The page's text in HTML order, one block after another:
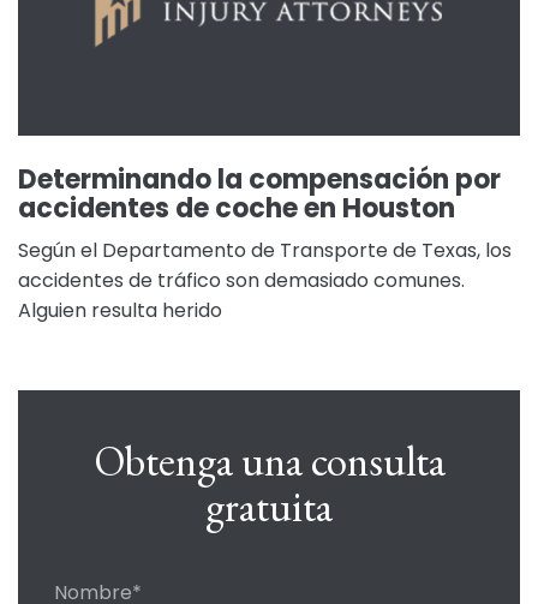
Determinando la compensación por
accidentes de coche en Houston
Según el Departamento de Transporte de Texas, los
accidentes de tráfico son demasiado comunes.
Alguien resulta herido
Obtenga una consulta
gratuita